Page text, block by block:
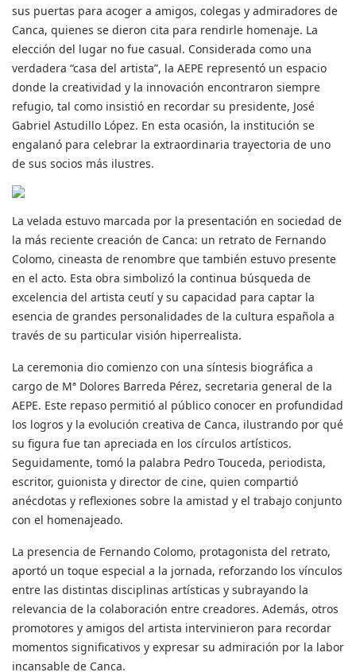
sus puertas para acoger a amigos, colegas y admiradores de
Canca, quienes se dieron cita para rendirle homenaje. La
elección del lugar no fue casual. Considerada como una
verdadera “casa del artista”, la AEPE representó un espacio
donde la creatividad y la innovación encontraron siempre
refugio, tal como insistió en recordar su presidente, José
Gabriel Astudillo López. En esta ocasión, la institución se
engalanó para celebrar la extraordinaria trayectoria de uno
de sus socios más ilustres.
La velada estuvo marcada por la presentación en sociedad de
la más reciente creación de Canca: un retrato de Fernando
Colomo, cineasta de renombre que también estuvo presente
en el acto. Esta obra simbolizó la continua búsqueda de
excelencia del artista ceutí y su capacidad para captar la
esencia de grandes personalidades de la cultura española a
través de su particular visión hiperrealista.
La ceremonia dio comienzo con una síntesis biográfica a
cargo de Mª Dolores Barreda Pérez, secretaria general de la
AEPE. Este repaso permitió al público conocer en profundidad
los logros y la evolución creativa de Canca, ilustrando por qué
su figura fue tan apreciada en los círculos artísticos.
Seguidamente, tomó la palabra Pedro Touceda, periodista,
escritor, guionista y director de cine, quien compartió
anécdotas y reflexiones sobre la amistad y el trabajo conjunto
con el homenajeado.
La presencia de Fernando Colomo, protagonista del retrato,
aportó un toque especial a la jornada, reforzando los vínculos
entre las distintas disciplinas artísticas y subrayando la
relevancia de la colaboración entre creadores. Además, otros
promotores y amigos del artista intervinieron para recordar
momentos significativos y expresar su admiración por la labor
incansable de Canca.